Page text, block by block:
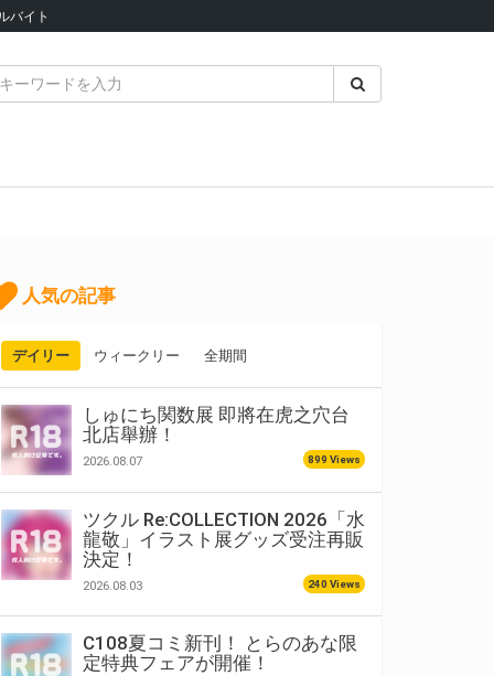
バイト
人気の記事
デイリー ウィークリー 全期間
しゅにち関数展 即將在虎之穴台
北店舉辦！
2026.08.07 899 Views
ツクル Re:COLLECTION 2026「水
龍敬」イラスト展グッズ受注再販
決定！
2026.08.03 240 Views
C108夏コミ新刊！ とらのあな限
定特典フェアが開催！